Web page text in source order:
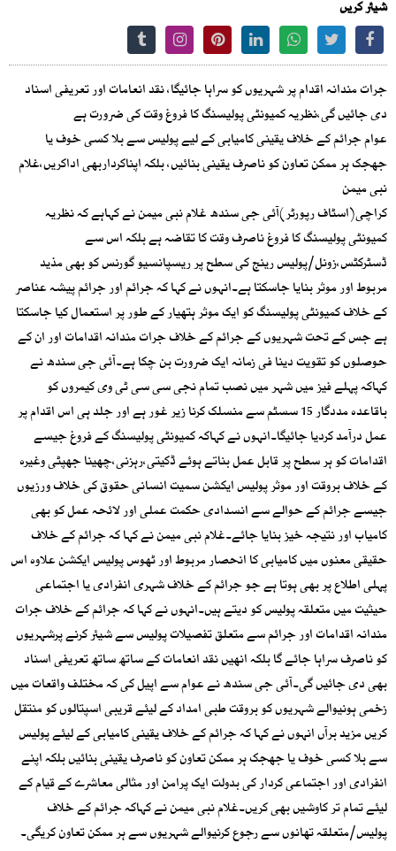
شیئر کریں
جرات مندانہ اقدام پر شہریوں کو سراہا جائیگا، نقد انعامات اور تعریفی اسناد
دی جائیں گی،نظریہ کمیونٹی پولیسنگ کا فروغ وقت کی ضرورت ہے
عوام جرائم کے خلاف یقینی کامیابی کے لیے پولیس سے بلا کسی خوف یا
جھجک ہر ممکن تعاون کو ناصرف یقینی بنائیں، بلکہ اپناکرداربھی اداکریں،غلام
نبی میمن
کراچی(اسٹاف رپورٹر)آئی جی سندھ غلام نبی میمن نے کہاہے کہ نظریہ
کمیونٹی پولیسنگ کا فروغ ناصرف وقت کا تقاضہ ہے بلکہ اس سے
ڈسٹرکٹس،زونل/پولیس رینج کی سطح پر ریسپانسیو گورنس کو بھی مذید
مربوط اور موثر بنایا جاسکتا ہے۔انہوں نے کہا کہ جرائم اور جرائم پیشہ عناصر
کے خلاف کمیونٹی پولیسنگ کو ایک موثر ہتھیار کے طور پر استعمال کیا جاسکتا
ہے جس کے تحت شہریوں کے جرائم کے خلاف جرات مندانہ اقدامات اور ان کے
حوصلوں کو تقویت دینا فی زمانہ ایک ضرورت بن چکا ہے۔آئی جی سندھ نے
کہاکہ پہلے فیز میں شہر میں نصب تمام نجی سی سی ٹی وی کیمروں کو
باقاعدہ مددگار 15 سسٹم سے منسلک کرنا زیر غور ہے اور جلد ہی اس اقدام پر
عمل درآمد کردیا جائیگا۔انہوں نے کہاکہ کمیونٹی پولیسنگ کے فروغ جیسے
اقدامات کو ہر سطح پر قابل عمل بناتے ہوئے ڈکیتی،رہزنی،چھینا جھپٹی وغیرہ
کے خلاف بروقت اور موثر پولیس ایکشن سمیت انسانی حقوق کی خلاف ورزیوں
جیسے جرائم کے حوالے سے انسدادی حکمت عملی اور لائحہ عمل کو بھی
کامیاب اور نتیجہ خیز بنایا جائے۔غلام نبی میمن نے کہا کہ جرائم کے خلاف
حقیقی معنوں میں کامیابی کا انحصار مربوط اور ٹھوس پولیس ایکشن علاوہ اس
پہلی اطلاع پر بھی ہوتا ہے جو جرائم کے خلاف شہری انفرادی یا اجتماعی
حیثیت میں متعلقہ پولیس کو دیتے ہیں۔انہوں نے کہا کہ جرائم کے خلاف جرات
مندانہ اقدامات اور جرائم سے متعلق تفصیلات پولیس سے شیئر کرنے پرشہریوں
کو ناصرف سراہا جائے گا بلکہ انھیں نقد انعامات کے ساتھ ساتھ تعریفی اسناد
بھی دی جائیں گی۔آئی جی سندھ نے عوام سے اپیل کی کہ مختلف واقعات میں
زخمی ہونیوالے شہریوں کو بروقت طبی امداد کے لیئے قریبی اسپتالوں کو منتقل
کریں مزید برآں انہوں نے کہا کہ جرائم کے خلاف یقینی کامیابی کے لیئے پولیس
سے بلا کسی خوف یا جھجک ہر ممکن تعاون کو ناصرف یقینی بنائیں بلکہ اپنے
انفرادی اور اجتماعی کردار کی بدولت ایک پرامن اور مثالی معاشرے کے قیام کے
لیئے تمام تر کاوشیں بھی کریں۔غلام نبی میمن نے کہاکہ جرائم کے خلاف
پولیس/متعلقہ تھانوں سے رجوع کرنیوالے شہریوں سے ہر ممکن تعاون کریگی۔